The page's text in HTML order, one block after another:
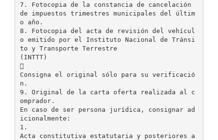
7. Fotocopia de la constancia de cancelación
de impuestos trimestres municipales del últim
o año.
8. Fotocopia del acta de revisión del vehícul
o emitido por el Instituto Nacional de Tránsi
to y Transporte Terrestre
(INTTT)

Consigna el original sólo para su verificació
n.
9. Original de la carta oferta realizada al c
omprador.
En caso de ser persona jurídica, consignar ad
icionalmente:
1.
Acta constitutiva estatutaria y posteriores a